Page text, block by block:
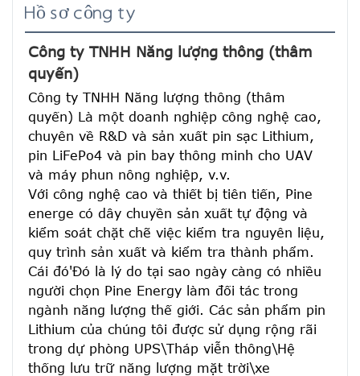
Hồ sơ công ty
Công ty TNHH Năng lượng thông (thâm
quyến)
Công ty TNHH Năng lượng thông (thâm
quyến) Là một doanh nghiệp công nghệ cao,
chuyên về R&D và sản xuất pin sạc Lithium,
pin LiFePo4 và pin bay thông minh cho UAV
và máy phun nông nghiệp, v.v.
Với công nghệ cao và thiết bị tiên tiến, Pine
energe có dây chuyền sản xuất tự động và
kiểm soát chặt chẽ việc kiểm tra nguyên liệu,
quy trình sản xuất và kiểm tra thành phẩm.
Cái đó'Đó là lý do tại sao ngày càng có nhiều
người chọn Pine Energy làm đối tác trong
ngành năng lượng thế giới. Các sản phẩm pin
Lithium của chúng tôi được sử dụng rộng rãi
trong dự phòng UPS\Tháp viễn thông\Hệ
thống lưu trữ năng lượng mặt trời\xe